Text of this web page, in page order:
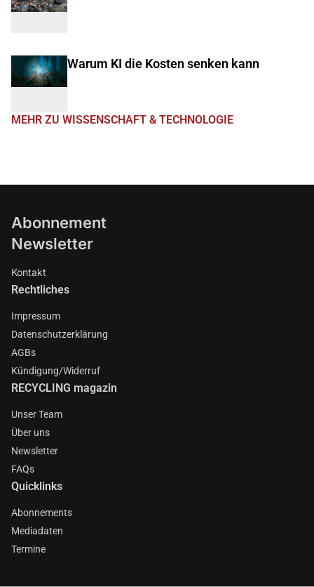
Warum KI die Kosten senken kann
MEHR ZU WISSENSCHAFT & TECHNOLOGIE
Abonnement
Newsletter
Kontakt
Rechtliches
Impressum
Datenschutzerklärung
AGBs
Kündigung/Widerruf
RECYCLING magazin
Unser Team
Über uns
Newsletter
FAQs
Quicklinks
Abonnements
Mediadaten
Termine